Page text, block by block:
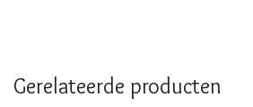
– Geschikt voor strand, zwembad en
– Makkelijk te combineren met andere
Gerelateerde producten